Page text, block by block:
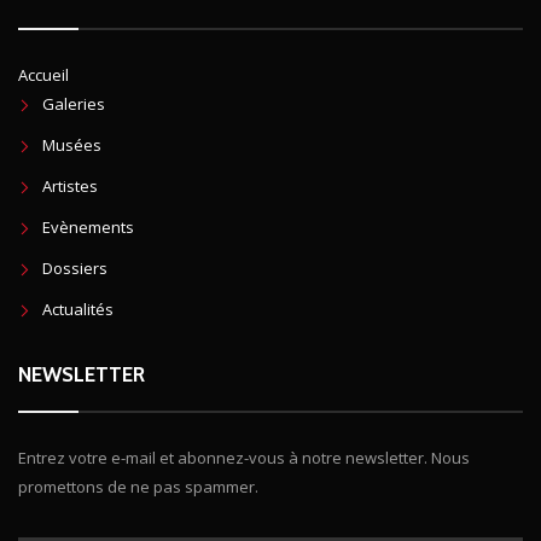
Accueil
Galeries
Musées
Artistes
Evènements
Dossiers
Actualités
NEWSLETTER
Entrez votre e-mail et abonnez-vous à notre newsletter. Nous
promettons de ne pas spammer.